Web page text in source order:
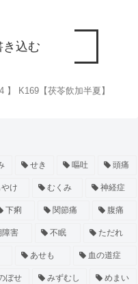
き込む
】 K169【茯苓飲加半夏】
せき 嘔吐 頭痛
やけ むくみ 神経症
下痢 関節痛 腹痛
害 不眠 ただれ
あせも 血の道症
ぼせ みずむし めまい